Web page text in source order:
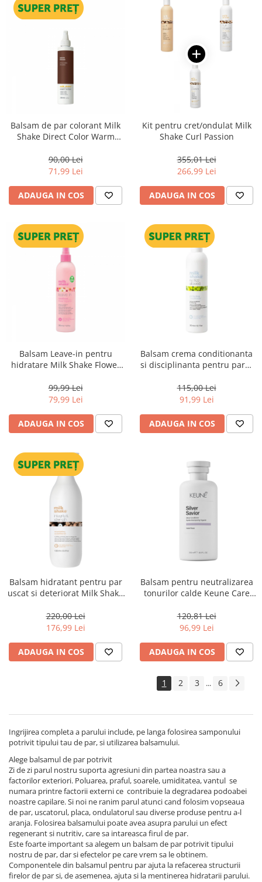
Balsam de par colorant Milk
Shake Direct Color Warm
90,00 Lei
71,99 Lei
ADAUGA IN COS
Kit pentru cret/ondulat Milk
Shake Curl Passion
355,01 Lei
266,99 Lei
ADAUGA IN COS
Balsam Leave-in pentru
hidratare Milk Shake Flower
99,99 Lei
79,99 Lei
ADAUGA IN COS
Balsam crema conditionanta
si disciplinanta pentru parul
No Frizz Allowed Perfecting
Conditioner, 300 ml
115,00 Lei
91,99 Lei
ADAUGA IN COS
Balsam hidratant pentru par
uscat si deteriorat Milk Shake
Nourishing Conditioner, 1000
ml
220,00 Lei
176,99 Lei
ADAUGA IN COS
Balsam pentru neutralizarea
tonurilor calde Keune Care
ml
120,81 Lei
96,99 Lei
ADAUGA IN COS
1 2 3 ... 6
Ingrijirea completa a parului include, pe langa folosirea samponului
potrivit tipului tau de par, si utilizarea balsamului.
Alege balsamul de par potrivit
Zi de zi parul nostru suporta agresiuni din partea noastra sau a
factorilor exteriori. Poluarea, praful, soarele, umiditatea, vantul se
numara printre factorii externi ce contribuie la degradarea podoabei
noastre capilare. Si noi ne ranim parul atunci cand folosim vopseaua
de par, uscatorul, placa, ondulatorul sau diverse produse pentru a-l
aranja. Folosirea balsamului poate avea asupra parului un efect
regenerant si nutritiv, care sa intareasca firul de par.
Este foarte important sa alegem un balsam de par potrivit tipului
nostru de par, dar si efectelor pe care vrem sa le obtinem.
Componentele din balsamul pentru par ajuta la refacerea structurii
firelor de par si, de asemenea, ajuta si la mentinerea hidratarii parului.